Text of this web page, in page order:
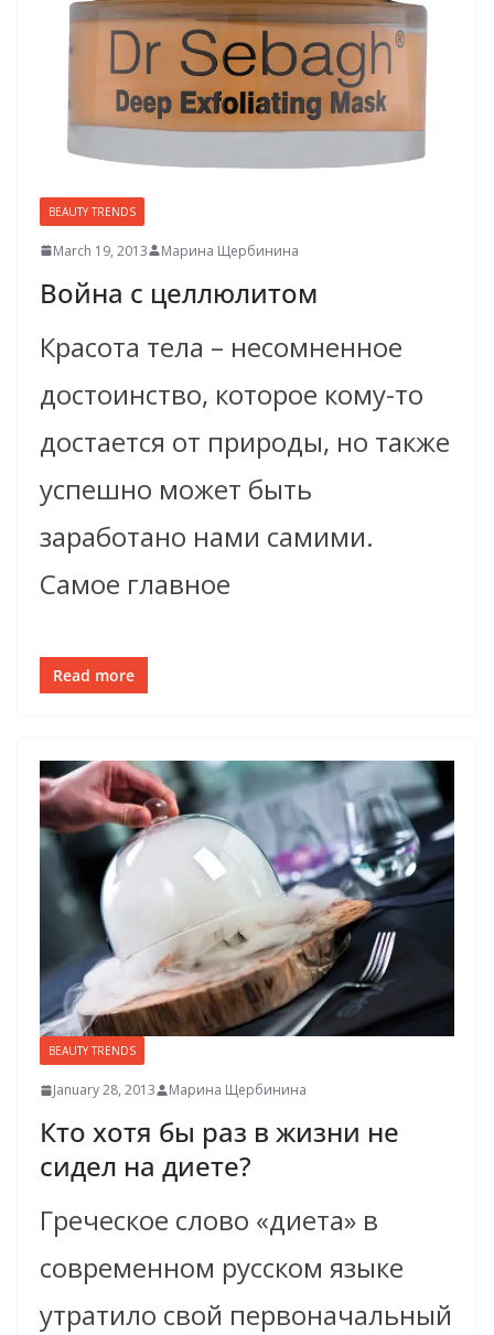
BEAUTY TRENDS
March 19, 2013 Марина Щербинина
Война с целлюлитом
Красота тела – несомненное
достоинство, которое кому-то
достается от природы, но также
успешно может быть
заработано нами самими.
Самое главное
Read more
BEAUTY TRENDS
January 28, 2013 Марина Щербинина
Кто хотя бы раз в жизни не
сидел на диете?
Греческое слово «диета» в
современном русском языке
утратило свой первоначальный